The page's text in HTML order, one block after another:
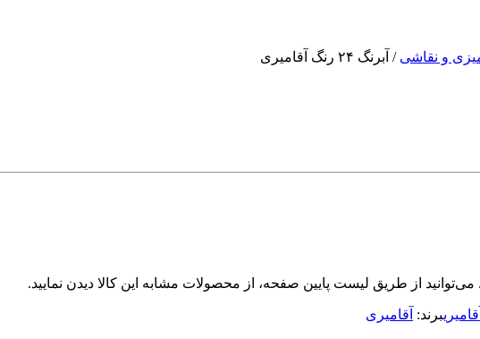
و نقاشی / آبرنگ ۲۴ رنگ آقامیری
از طریق لیست پایین صفحه، از محصولات مشابه این کالا دیدن نمایید.
آقامیریبرند: آقامیری